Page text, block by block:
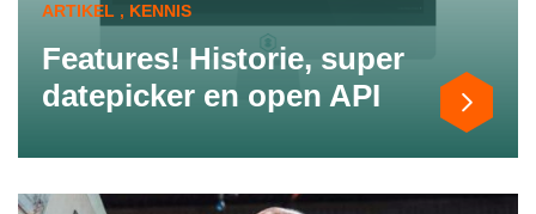
ARTIKEL , KENNIS
Features! Historie, super
datepicker en open API